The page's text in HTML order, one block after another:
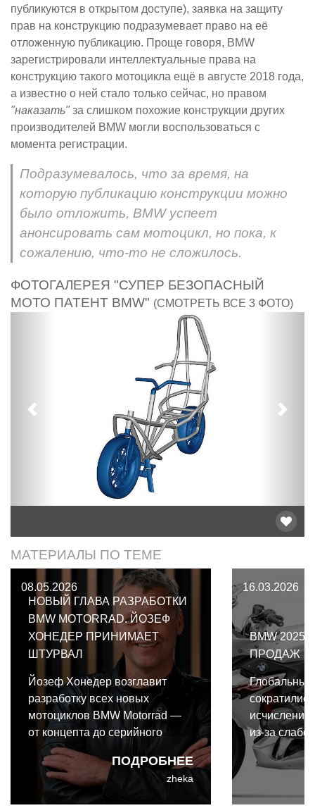
публикуются в открытом доступе), заявка на защиту
прав на конструкцию подразумевает право на её
отложенную публикацию. Проще говоря, BMW
зарегистрировали интеллектуальные права на
конструкцию такого мотоцикла ещё в августе 2018 года,
а известно о ней стало только сейчас, но правом
"наказать" за слишком похожие конструкции других
производителей BMW могли воспользоваться с
момента регистрации.
Подразумевалось, что за время, на
которую публикацию конструкции можно
было отложить, BMW успеет
анонсировать сам мотоцикл, но пока, к
сожалению, что-то не сложилось.
ФОТОГАЛЕРЕЯ "СУПЕР БЕЗОПАСНЫЙ
МОТО ПАТЕНТ BMW" (СМОТРЕТЬ ВСЕ 3 ФОТО)
Предыдущий
МАТЕРИАЛЫ ПО ТЕМЕ
08.05.2026
НОВЫЙ ГЛАВА РАЗРАБОТКИ
BMW MOTORRAD. ЙОЗЕФ
ХОНЕДЕР ПРИНИМАЕТ
ШТУРВАЛ
ПОДРОБНЕЕ
Йозеф Хонедер возглавит
разработку всех новых
мотоциклов BMW Motorrad —
от концепта до серийного
испытания, и его возвращение
в мир двух колес обещает быть
громким.
zheka
16.03.2026
BMW
ПРОДАЖ
Глобальные
из-за
ключевых